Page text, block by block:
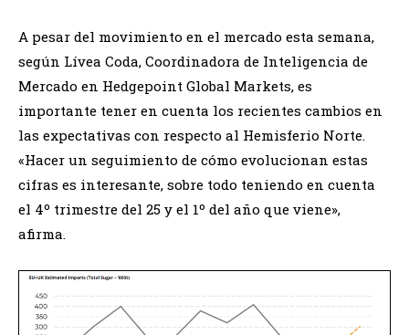
A pesar del movimiento en el mercado esta semana,
según Lívea Coda, Coordinadora de Inteligencia de
Mercado en Hedgepoint Global Markets, es
importante tener en cuenta los recientes cambios en
las expectativas con respecto al Hemisferio Norte.
«Hacer un seguimiento de cómo evolucionan estas
cifras es interesante, sobre todo teniendo en cuenta
el 4º trimestre del 25 y el 1º del año que viene»,
afirma.